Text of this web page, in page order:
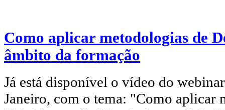
Como aplicar metodologias de
âmbito da formação
Já está disponível o vídeo do
Janeiro, com o tema: "Como aplicar